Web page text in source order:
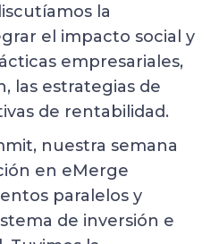
la
el impacto social y
empresariales,
las estrategias de
de rentabilidad.
nuestra semana
en eMerge
paralelos y
de inversión e